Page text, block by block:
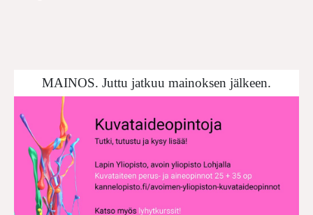
MAINOS. Juttu jatkuu mainoksen jälkeen.